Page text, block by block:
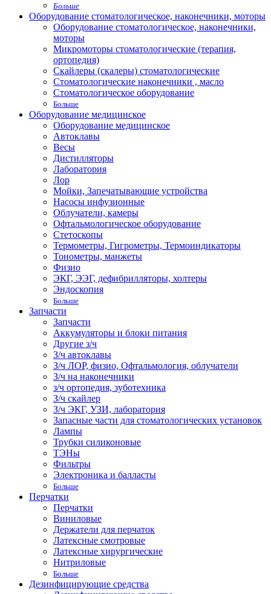
Больше
Оборудование стоматологическое, наконечники, моторы
Оборудование стоматологическое, наконечники,
моторы
Микромоторы стоматологические (терапия,
ортопедия)
Скайлеры (скалеры) стоматологические
Стоматологические наконечники , масло
Стоматологическое оборудование
Больше
Оборудование медицинское
Оборудование медицинское
Автоклавы
Весы
Дистилляторы
Лаборатория
Лор
Мойки, Запечатывающие устройства
Насосы инфузионные
Облучатели, камеры
Офтальмологическое оборудование
Стетоскопы
Термометры, Гигрометры, Термоиндикаторы
Тонометры, манжеты
Физио
ЭКГ, ЭЭГ, дефибрилляторы, холтеры
Эндоскопия
Больше
Запчасти
Запчасти
Аккумуляторы и блоки питания
Другие з/ч
З/ч автоклавы
З/ч ЛОР, физио, Офтальмология, облучатели
З/ч на наконечники
з/ч ортопедия, зуботехника
З/ч скайлер
З/ч ЭКГ, УЗИ, лаборатория
Запасные части для стоматологических установок
Лампы
Трубки силиконовые
ТЭНы
Фильтры
Электроника и балласты
Больше
Перчатки
Перчатки
Виниловые
Держатели для перчаток
Латексные смотровые
Латексные хирургические
Нитриловые
Больше
Дезинфицирующие средства